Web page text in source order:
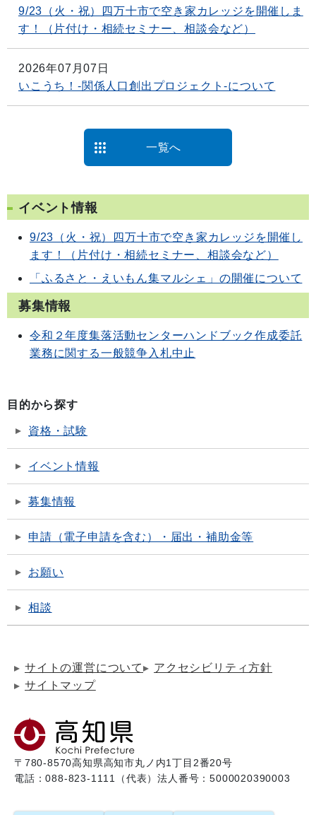
9/23（火・祝）四万十市で空き家カレッジを開催しま
す！（片付け・相続セミナー、相談会など）
2026年07月07日
いこうち！-関係人口創出プロジェクト-について
一覧へ
イベント情報
9/23（火・祝）四万十市で空き家カレッジを開催し
ます！（片付け・相続セミナー、相談会など）
「ふるさと・えいもん集マルシェ」の開催について
募集情報
令和２年度集落活動センターハンドブック作成委託
業務に関する一般競争入札中止
目的から探す
資格・試験
イベント情報
募集情報
申請（電子申請を含む）・届出・補助金等
お願い
相談
サイトの運営について
アクセシビリティ方針
サイトマップ
〒780-8570高知県高知市丸ノ内1丁目2番20号
電話：088-823-1111（代表）法人番号：5000020390003